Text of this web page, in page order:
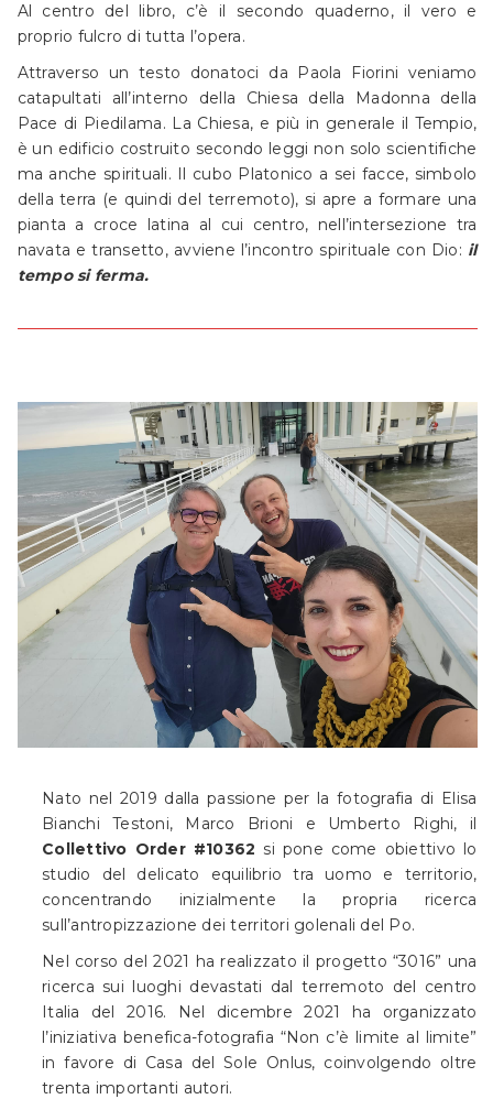
Al centro del libro, c’è il secondo quaderno, il vero e
proprio fulcro di tutta l’opera.
Attraverso un testo donatoci da Paola Fiorini veniamo
catapultati all’interno della Chiesa della Madonna della
Pace di Piedilama. La Chiesa, e più in generale il Tempio,
è un edificio costruito secondo leggi non solo scientifiche
ma anche spirituali. Il cubo Platonico a sei facce, simbolo
della terra (e quindi del terremoto), si apre a formare una
pianta a croce latina al cui centro, nell’intersezione tra
navata e transetto, avviene l’incontro spirituale con Dio: il
tempo si ferma.
Nato nel 2019 dalla passione per la fotografia di Elisa
Bianchi Testoni, Marco Brioni e Umberto Righi, il
Collettivo Order #10362 si pone come obiettivo lo
studio del delicato equilibrio tra uomo e territorio,
concentrando inizialmente la propria ricerca
sull’antropizzazione dei territori golenali del Po.
Nel corso del 2021 ha realizzato il progetto “3016” una
ricerca sui luoghi devastati dal terremoto del centro
Italia del 2016. Nel dicembre 2021 ha organizzato
l’iniziativa benefica-fotografia “Non c’è limite al limite”
in favore di Casa del Sole Onlus, coinvolgendo oltre
trenta importanti autori.